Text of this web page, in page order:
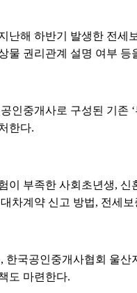
난해 하반기 발생한 전세
물 권리관계 설명 여부 등
인중개사로 구성된 기존
한다.
이 부족한 사회초년생, 신
차계약 신고 방법, 전세
한국공인중개사협회 울
도 마련한다.